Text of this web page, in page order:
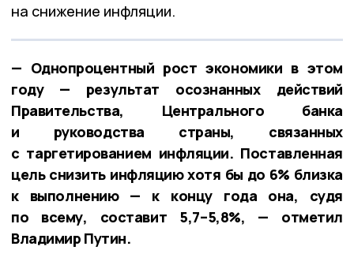
на снижение инфляции.
— Однопроцентный рост экономики в этом
году — результат осознанных действий
Правительства, Центрального банка
и руководства страны, связанных
с таргетированием инфляции. Поставленная
цель снизить инфляцию хотя бы до 6% близка
к выполнению — к концу года она, судя
по всему, составит 5,7–5,8%, — отметил
Владимир Путин.